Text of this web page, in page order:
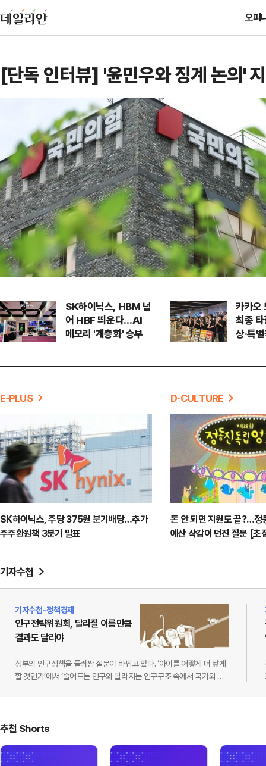
오피
[단독 인터뷰] '윤민우와 징계 논의'
와 논의 잘못된 행위"
SK하이닉스, HBM 넘
어 HBF 띄운다…AI
메모리 '계층화' 승부
카카오
최종
상·특
E-PLUS
SK하이닉스, 주당 375원 분기배당…추가
주주환원책 3분기 발표
D-CULTURE
돈 안 되면 지원도 끝?…정
예산 삭감이 던진 질문 [초
기자수첩
기자수첩-정책경제
인구전략위원회, 달라질 이름만큼
결과도 달라야
정부의 인구정책을 둘러싼 질문이 바뀌고 있다. ‘아이를 어떻게 더 낳게
할 것인가’에서 ‘줄어드는 인구와 달라지는 인구구조 속에서 국가와 사
역별 인구 불균형과 다양한 가구 형태, 국가 간 인구 이동 등 인구구조
어난다.필요한 전환이다. 인구 감소의 영향은 이미 출산과 …
추천 Shorts